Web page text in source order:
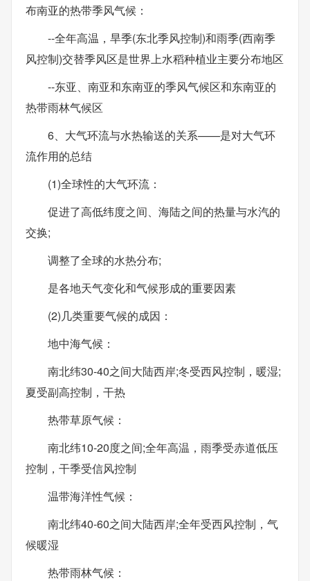
布南亚的热带季风气候：
--全年高温，旱季(东北季风控制)和雨季(西南季
风控制)交替季风区是世界上水稻种植业主要分布地区
--东亚、南亚和东南亚的季风气候区和东南亚的
热带雨林气候区
6、大气环流与水热输送的关系——是对大气环
流作用的总结
(1)全球性的大气环流：
促进了高低纬度之间、海陆之间的热量与水汽的
交换;
调整了全球的水热分布;
是各地天气变化和气候形成的重要因素
(2)几类重要气候的成因：
地中海气候：
南北纬30-40之间大陆西岸;冬受西风控制，暖湿;
夏受副高控制，干热
热带草原气候：
南北纬10-20度之间;全年高温，雨季受赤道低压
控制，干季受信风控制
温带海洋性气候：
南北纬40-60之间大陆西岸;全年受西风控制，气
候暖湿
热带雨林气候：